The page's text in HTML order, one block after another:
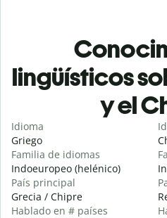
lingüísticos
y el
Idioma
Griego
Familia de idiomas
Indoeuropeo (helénico)
País principal
Grecia / Chipre
Hablado en # países